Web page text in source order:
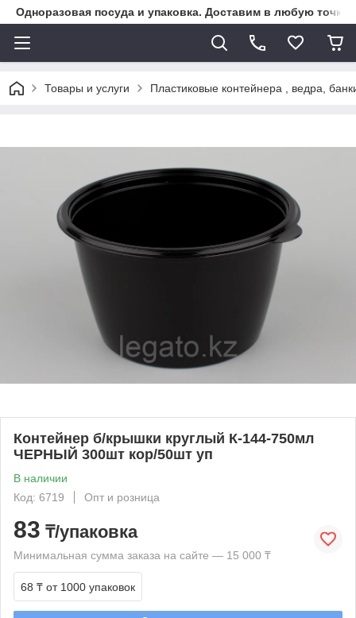
Одноразовая посуда и упаковка. Доставим в любую точку
Товары и услуги Пластиковые контейнера , ведра,
Контейнер б/крышки круглый К-144-750мл
ЧЕРНЫЙ 300шт кор/50шт уп
В наличии
Код: 6719
Опт и розница
83 ₸/упаковка
Минимальная сумма заказа на сайте — 15 000 ₸
68 ₸ от 1000 упаковок